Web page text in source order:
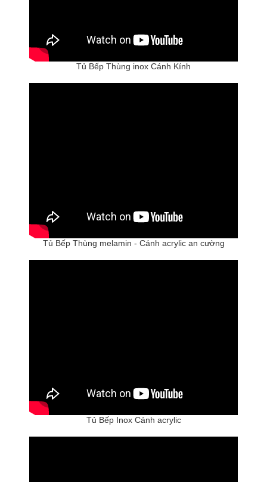
Tủ Bếp Thùng inox Cánh Kính
Tủ Bếp Thùng melamin - Cánh acrylic an cường
Tủ Bếp Inox Cánh acrylic